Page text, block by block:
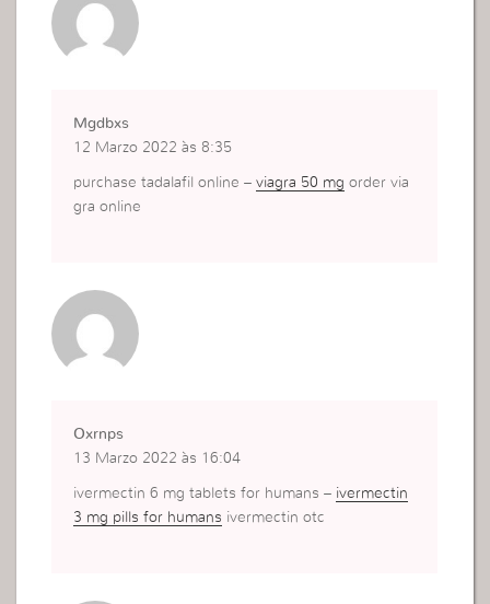
Mgdbxs
12 Marzo 2022 às 8:35
purchase tadalafil online –viagra 50 mg order via
gra online
Oxrnps
13 Marzo 2022 às 16:04
ivermectin 6 mg tablets for humans – ivermectin
3 mg pills for humans ivermectin otc